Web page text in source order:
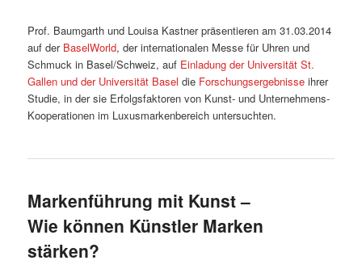
Prof. Baumgarth und Louisa Kastner präsentieren am 31.03.2014
auf der BaselWorld, der internationalen Messe für Uhren und
Schmuck in Basel/Schweiz, auf Einladung der Universität St.
Gallen und der Universität Basel die Forschungsergebnisse ihrer
Studie, in der sie Erfolgsfaktoren von Kunst- und Unternehmens-
Kooperationen im Luxusmarkenbereich untersuchten.
Markenführung mit Kunst –
Wie können Künstler Marken
stärken?